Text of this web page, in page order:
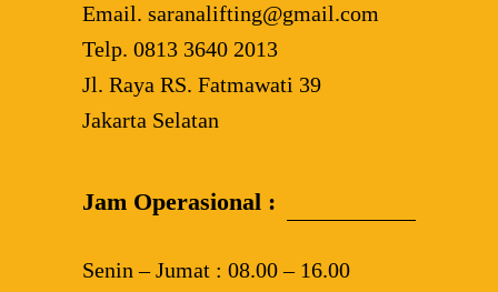
Email. saranalifting@gmail.com
Telp. 0813 3640 2013
Jl. Raya RS. Fatmawati 39
Jakarta Selatan
Jam Operasional :
Senin – Jumat : 08.00 – 16.00